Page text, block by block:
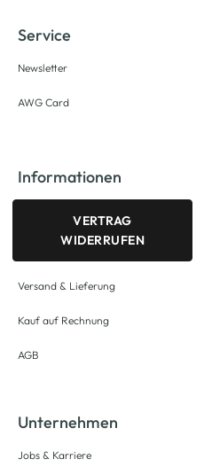
Service
Newsletter
AWG Card
Informationen
VERTRAG
WIDERRUFEN
Versand & Lieferung
Kauf auf Rechnung
AGB
Unternehmen
Jobs & Karriere